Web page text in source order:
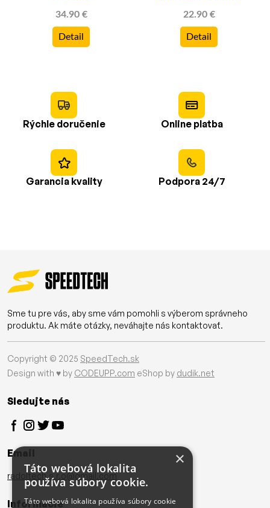
34.90 €
Detail
22.90 €
Detail
Rýchle doručenie Online platba
Garancia kvality Podpora 24/7
Sme tu pre vás, aby sme vám pomohli s výberom správneho
produktu. Ak máte otázky, neváhajte nás kontaktovať.
Copyright © 2025 SpeedTech.sk
Design with ♥ by CODEUPP.com eShop by dudik.net
Sledujte nás
Email
radoltech.s.r.o@gmail.com
Informácie
×
Táto webová lokalita
používa súbory cookie.
Táto webová lokalita používa súbory cookie